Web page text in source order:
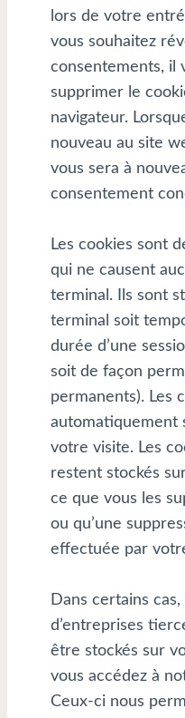
lors de votre
vous souhaitez
consentements, il
supprimer le
navigateur.
nouveau au site
vous sera à
consentement
Les cookies sont
qui ne causent
terminal. Ils sont
terminal soit
durée d’une
soit de façon
permanents). Les
automatiquement
votre visite. Les
restent stockés
ce que vous les
ou qu’une
effectuée par
Dans certains
d’entreprises
être stockés sur
vous accédez à
Ceux-ci nous